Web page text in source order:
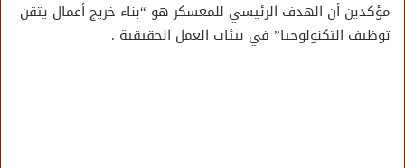
مؤكدين أن الهدف الرئيسي للمعسكر هو “بناء خريج أعمال يتقن
توظيف التكنولوجيا” في بيئات العمل الحقيقية .